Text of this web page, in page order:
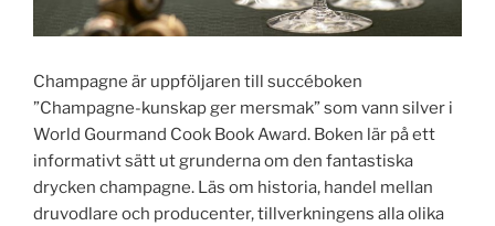
Champagne är uppföljaren till succéboken
”Champagne-kunskap ger mersmak” som vann silver i
World Gourmand Cook Book Award. Boken lär på ett
informativt sätt ut grunderna om den fantastiska
drycken champagne. Läs om historia, handel mellan
druvodlare och producenter, tillverkningens alla olika